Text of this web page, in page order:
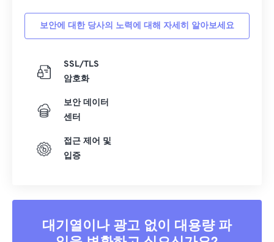
보안에 대한 당사의 노력에 대해 자세히 알아보세요
SSL/TLS
암호화
보안 데이터
센터
접근 제어 및
입증
대기열이나 광고 없이 대용량 파